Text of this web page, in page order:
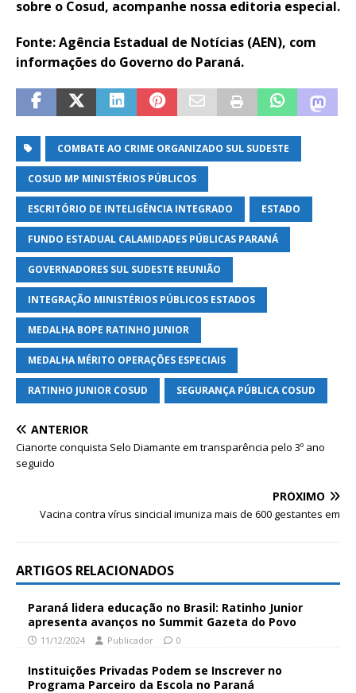
sobre o Cosud, acompanhe nossa editoria especial.
Fonte: Agência Estadual de Notícias (AEN), com
informações do Governo do Paraná.
COMBATE AO CRIME ORGANIZADO SUL SUDESTE
COSUD MP MINISTÉRIOS PÚBLICOS
ESCRITÓRIO DE INTELIGÊNCIA INTEGRADO ESTADO
FUNDO ESTADUAL CALAMIDADES PÚBLICAS PARANÁ
GOVERNADORES SUL SUDESTE REUNIÃO
INTEGRAÇÃO MINISTÉRIOS PÚBLICOS ESTADOS
MEDALHA BOPE RATINHO JUNIOR
MEDALHA MÉRITO OPERAÇÕES ESPECIAIS
RATINHO JUNIOR COSUD SEGURANÇA PÚBLICA COSUD
ANTERIOR
Cianorte conquista Selo Diamante em transparência pelo 3º ano
seguido
PRÓXIMO
Vacina contra vírus sincicial imuniza mais de 600 gestantes em
ARTIGOS RELACIONADOS
Paraná lidera educação no Brasil: Ratinho Junior
apresenta avanços no Summit Gazeta do Povo
11/12/2024 Publicador 0
Instituições Privadas Podem se Inscrever no
Programa Parceiro da Escola no Paraná